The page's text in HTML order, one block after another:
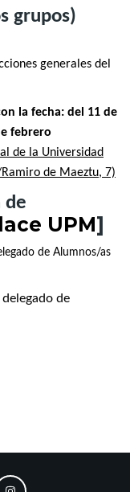
grupos)
generales del
la fecha: del 11 de
febrero
de la Universidad
de Maeztu, 7)
de
UPM]
de Alumnos/as
de